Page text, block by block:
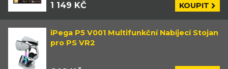
1 149 KČ KOUPIT
iPega P5 V001 Multifunkční Nabíjecí Stojan
pro PS VR2